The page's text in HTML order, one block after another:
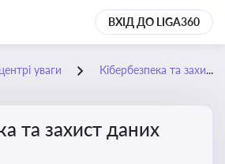
ВХІД ДО LIGA360
уваги Кібербезпека та захист даних
та захист даних